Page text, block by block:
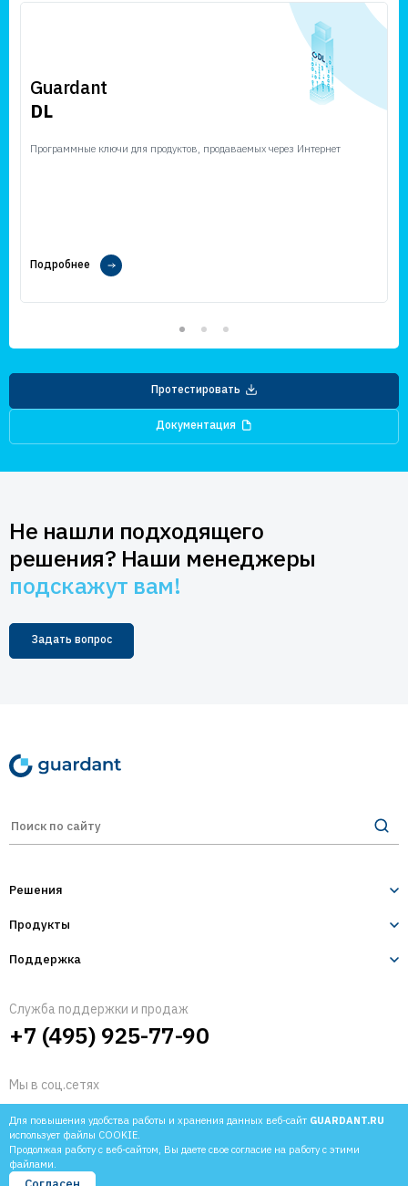
Для повышения удобства работы и хранения данных веб-сайт GUARDANT.RU
использует файлы COOKIE.
Продолжая работу с веб-сайтом, Вы даете свое согласие на работу с этими
файлами.
Guardant
DL
Программные ключи для продуктов, продаваемых через Интернет
Подробнее
Протестировать
Документация
Не нашли подходящего
решения? Наши менеджеры
подскажут вам!
Задать вопрос
Решения
Лицензирование и защита ПО
IoT и оборудование
Мобильные приложения
Управление продажами ПО
Продукты
Guardant Sign
Guardant Armor
Guardant DL
Guardant Station
Поддержка
Пользователям
Мы в соц.сетях
Служба поддержки и продаж
+7 (495) 925-77-90
1994-2026 © Компания «Актив»